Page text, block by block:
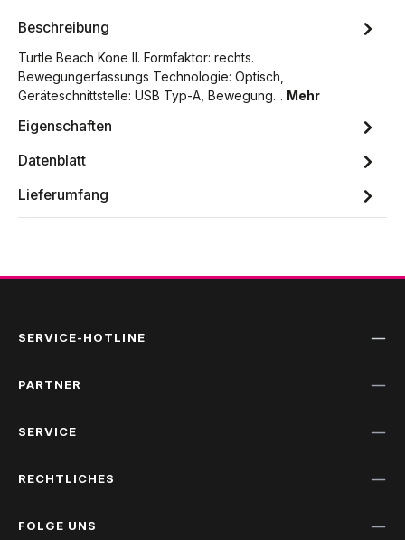
Beschreibung
Turtle Beach Kone II. Formfaktor: rechts.
Bewegungerfassungs Technologie: Optisch,
Geräteschnittstelle: USB Typ-A, Bewegung… Mehr
Eigenschaften
Datenblatt
Lieferumfang
SERVICE-HOTLINE
PARTNER
SERVICE
RECHTLICHES
FOLGE UNS